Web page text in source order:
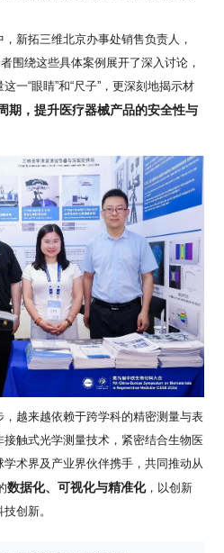
新拓三维北京办事处销售负责人，
围绕这些具体案例展开了深入讨论，
这一“眼睛”和“尺子” ，更深刻地揭示材
期，提升医疗器械产品的安全性与
越来越依赖于跨学科的精密测量与表
触式光学测量技术，紧密结合生物医
术界及产业界伙伴携手，共同推动从
数据化、可视化与精准化，以创新
创新。